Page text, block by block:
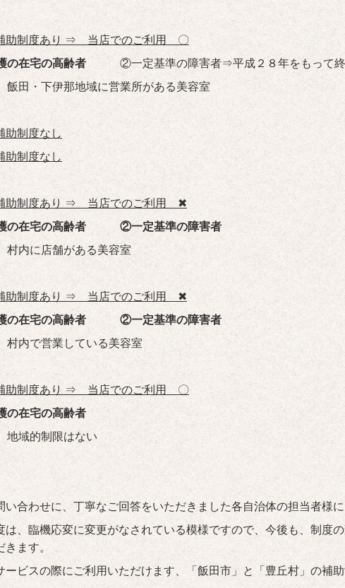
度あり ⇒ 当店でのご利用 〇
の在宅の高齢者 ②一定基準の障害者⇒平成２８年をもって
田・下伊那地域に営業所がある美容室
度なし
度なし
助制度あり ⇒ 当店でのご利用 ✖
の在宅の高齢者 ②一定基準の障害者
内に店舗がある美容室
助制度あり ⇒ 当店でのご利用 ✖
の在宅の高齢者 ②一定基準の障害者
内で営業している美容室
助制度あり ⇒ 当店でのご利用 〇
の在宅の高齢者
域的制限はない
合わせに、丁寧なご回答をいただきました各自治体の担当者様に
、臨機応変に変更がなされている模様ですので、今後も、制度
ます。
ビスの際にご利用いただけます、「飯田市」と「豊丘村」の補